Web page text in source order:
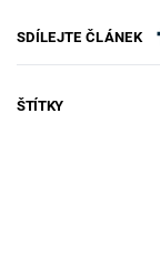
SDÍLEJTE ČLÁNEK
ŠTÍTKY